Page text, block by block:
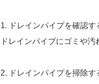
1. ドレインパイプを確認す
ドレインパイプにゴミや
2. ドレインパイプを掃除